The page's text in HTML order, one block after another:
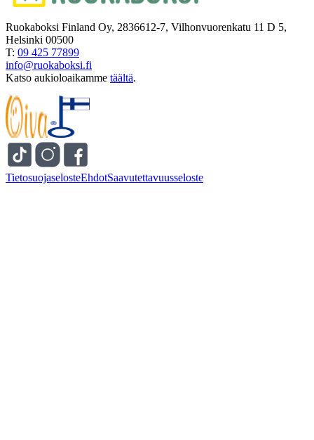
Ruokaboksi Finland Oy, 2836612-7, Vilhonvuorenkatu 11 D 5,
Helsinki 00500
T: 09 425 77899
info@ruokaboksi.fi
Katso aukioloaikamme täältä.
TietosuojaselosteEhdotSaavutettavuusseloste